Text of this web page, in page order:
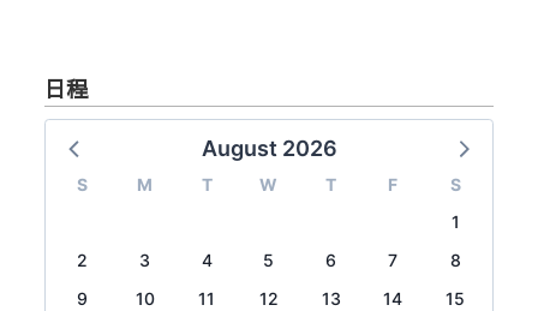
日程
August 2026
S M T W T F
S
1
2
3 4 5 6 7
8
9
10 11 12 13 14
15